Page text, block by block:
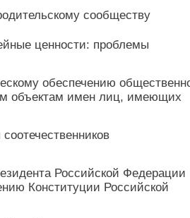
сообществу
ценности: проблемы
обеспечению
объектам имен лиц, имеющих
Российской Федерации
Конституции Российской